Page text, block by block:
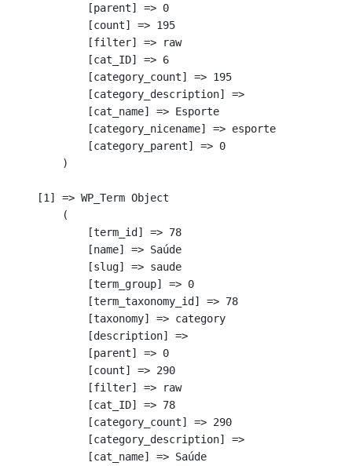
            [parent] => 0
            [count] => 195
            [filter] => raw
            [cat_ID] => 6
            [category_count] => 195
            [category_description] =>
            [cat_name] => Esporte
            [category_nicename] => esporte
            [category_parent] => 0
        )
    [1] => WP_Term Object
        (
            [term_id] => 78
            [name] => Saúde
            [slug] => saude
            [term_group] => 0
            [term_taxonomy_id] => 78
            [taxonomy] => category
            [description] =>
            [parent] => 0
            [count] => 290
            [filter] => raw
            [cat_ID] => 78
            [category_count] => 290
            [category_description] =>
            [cat_name] => Saúde